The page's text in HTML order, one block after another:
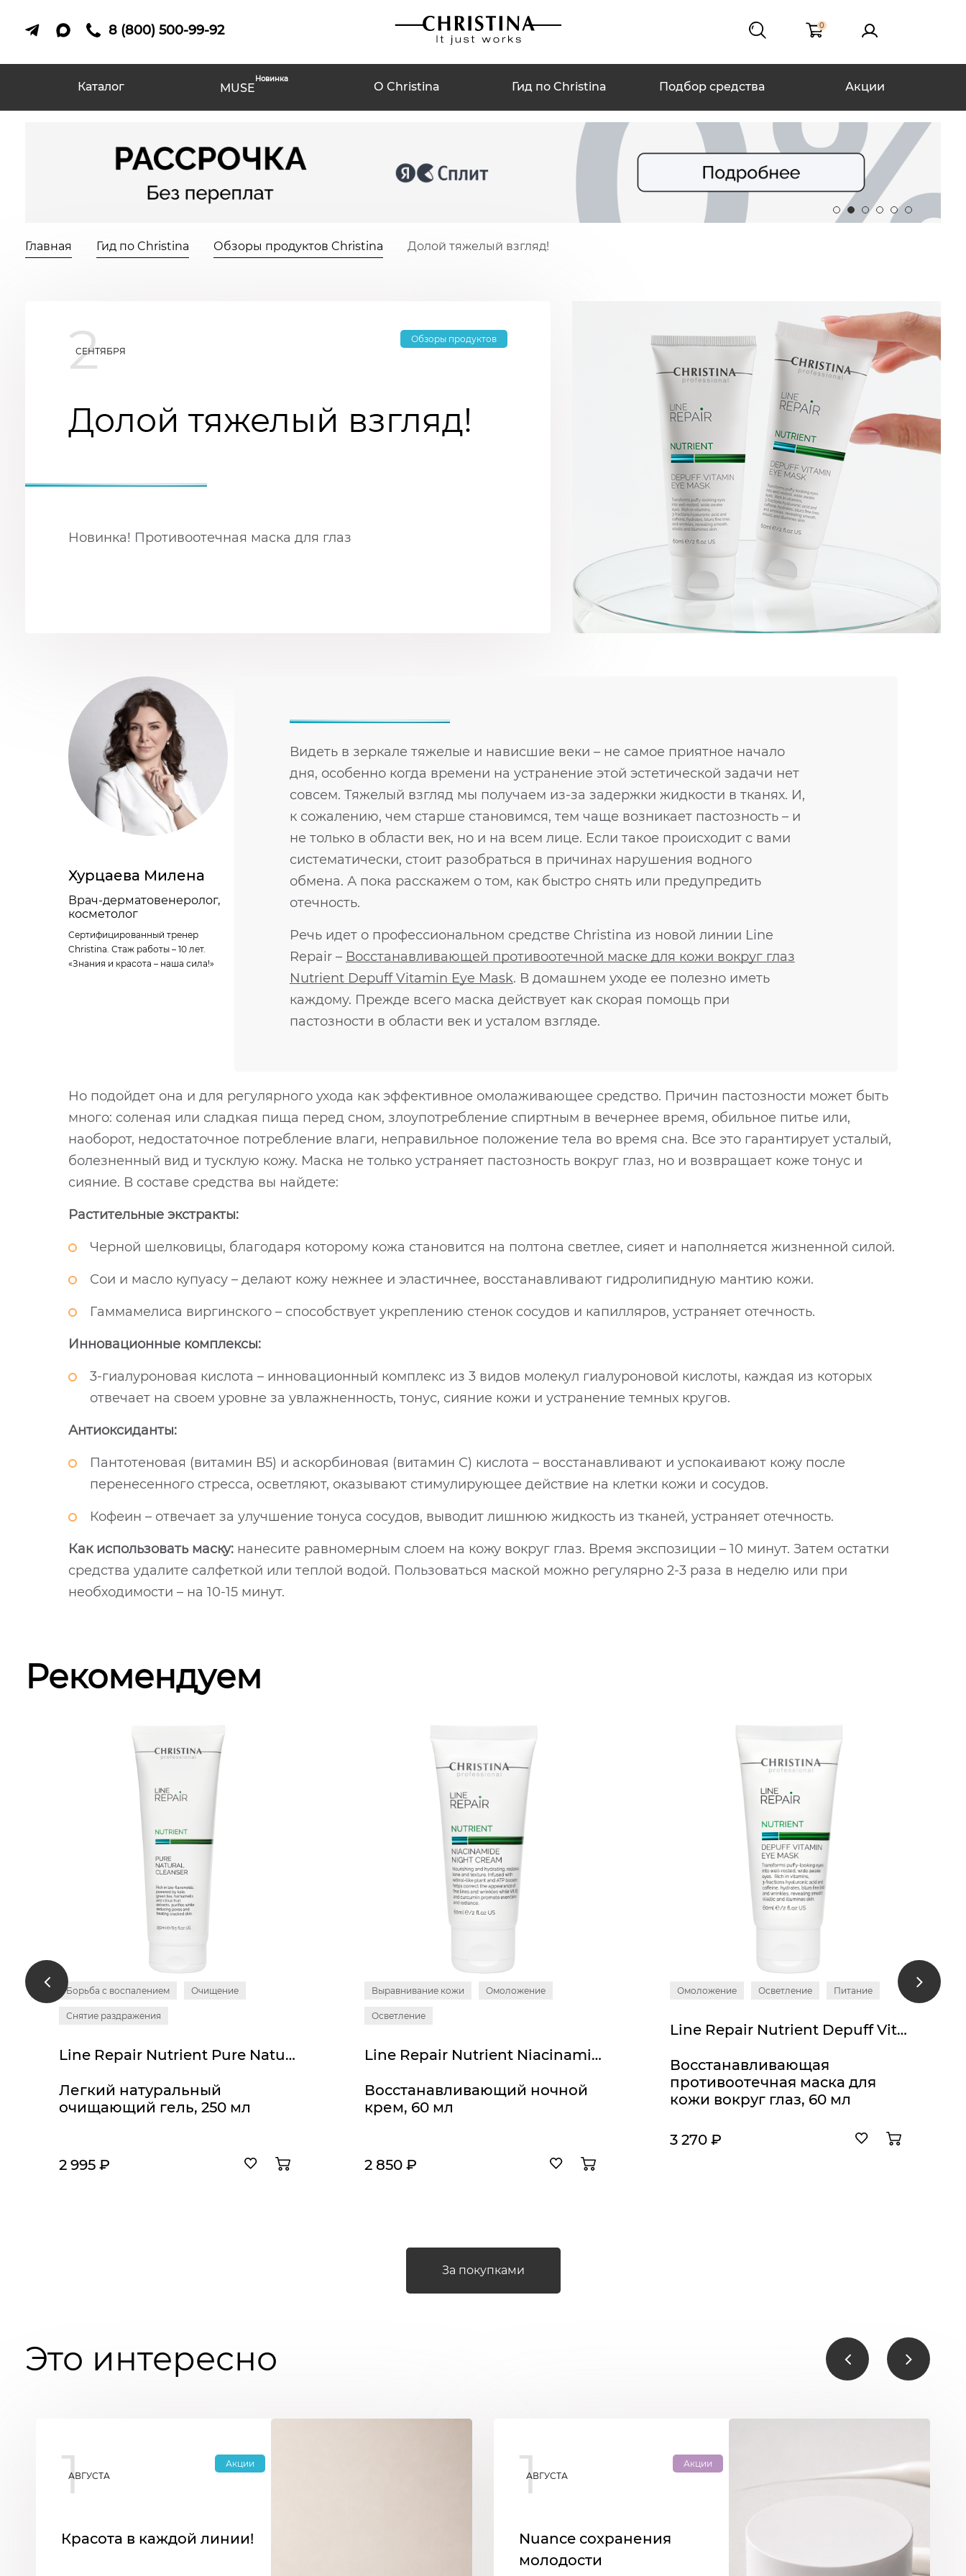
8 (800) 500-99-92 0
Каталог MUSE
Новинка
О Christina Гид по Christina Подбор средства Акции
Главная Гид по Christina Обзоры продуктов Christina Долой тяжелый взгляд!
2
СЕНТЯБРЯ
Обзоры продуктов
Долой тяжелый взгляд!
Новинка! Противоотечная маска для глаз
Хурцаева Милена
Врач-дерматовенеролог,
косметолог
Сертифицированный тренер
Christina. Стаж работы – 10 лет.
«Знания и красота – наша сила!»
Видеть в зеркале тяжелые и нависшие веки – не самое приятное начало
дня, особенно когда времени на устранение этой эстетической задачи нет
совсем. Тяжелый взгляд мы получаем из-за задержки жидкости в тканях. И,
к сожалению, чем старше становимся, тем чаще возникает пастозность – и
не только в области век, но и на всем лице. Если такое происходит с вами
систематически, стоит разобраться в причинах нарушения водного
обмена. А пока расскажем о том, как быстро снять или предупредить
отечность.
Речь идет о профессиональном средстве Christina из новой линии Line
Repair – Восстанавливающей противоотечной маске для кожи вокруг глаз
Nutrient Depuff Vitamin Eye Mask. В домашнем уходе ее полезно иметь
каждому. Прежде всего маска действует как скорая помощь при
пастозности в области век и усталом взгляде.
Но подойдет она и для регулярного ухода как эффективное омолаживающее средство. Причин пастозности может быть
много: соленая или сладкая пища перед сном, злоупотребление спиртным в вечернее время, обильное питье или,
наоборот, недостаточное потребление влаги, неправильное положение тела во время сна. Все это гарантирует усталый,
болезненный вид и тусклую кожу. Маска не только устраняет пастозность вокруг глаз, но и возвращает коже тонус и
сияние. В составе средства вы найдете:
Растительные экстракты:
Черной шелковицы, благодаря которому кожа становится на полтона светлее, сияет и наполняется жизненной силой.
Сои и масло купуасу – делают кожу нежнее и эластичнее, восстанавливают гидролипидную мантию кожи.
Гаммамелиса виргинского – способствует укреплению стенок сосудов и капилляров, устраняет отечность.
Инновационные комплексы:
3-гиалуроновая кислота – инновационный комплекс из 3 видов молекул гиалуроновой кислоты, каждая из которых
отвечает на своем уровне за увлажненность, тонус, сияние кожи и устранение темных кругов.
Антиоксиданты:
Пантотеновая (витамин В5) и аскорбиновая (витамин С) кислота – восстанавливают и успокаивают кожу после
перенесенного стресса, осветляют, оказывают стимулирующее действие на клетки кожи и сосудов.
Кофеин – отвечает за улучшение тонуса сосудов, выводит лишнюю жидкость из тканей, устраняет отечность.
Как использовать маску: нанесите равномерным слоем на кожу вокруг глаз. Время экспозиции – 10 минут. Затем остатки
средства удалите салфеткой или теплой водой. Пользоваться маской можно регулярно 2-3 раза в неделю или при
необходимости – на 10-15 минут.
Рекомендуем
Борьба с воспалением Очищение
Снятие раздражения
Line Repair Nutrient Pure Natural Cleanser
Легкий натуральный
очищающий гель, 250 мл
2 995 ₽
Выравнивание кожи Омоложение
Осветление
Line Repair Nutrient Niacinamide Night Cream
Восстанавливающий ночной
крем, 60 мл
2 850 ₽
Омоложение Осветление Питание
Line Repair Nutrient Depuff Vitamin Eye Mask
Восстанавливающая
противоотечная маска для
кожи вокруг глаз, 60 мл
3 270 ₽
За покупками
Это интересно
1
АВГУСТА
Акции
Красота в каждой линии!
1
АВГУСТА
Акции
Nuance сохранения
молодости